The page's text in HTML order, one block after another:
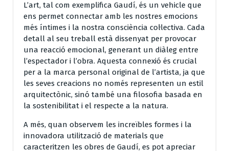
L’art, tal com exemplifica Gaudí, és un vehicle que
ens permet connectar amb les nostres emocions
més íntimes i la nostra consciència col·lectiva. Cada
detall al seu treball està dissenyat per provocar
una reacció emocional, generant un diàleg entre
l’espectador i l’obra. Aquesta connexió és crucial
per a la marca personal original de l’artista, ja que
les seves creacions no només representen un estil
arquitectònic, sinó també una filosofia basada en
la sostenibilitat i el respecte a la natura.
A més, quan observem les increïbles formes i la
innovadora utilització de materials que
caracteritzen les obres de Gaudí, es pot apreciar